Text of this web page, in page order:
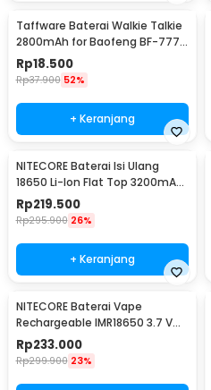
Taffware Baterai Walkie Talkie
2800mAh for Baofeng BF-777S
666S 888S
Rp18.500
Rp37.900 52%
+ Keranjang
NITECORE Baterai Isi Ulang
18650 Li-Ion Flat Top 3200mAh
3.7V 1 PCS - NL1832
Rp219.500
Rp295.900 26%
+ Keranjang
NITECORE Baterai Vape
Rechargeable IMR18650 3.7 V
3100mAh 1 PCS
Rp233.000
Rp299.900 23%